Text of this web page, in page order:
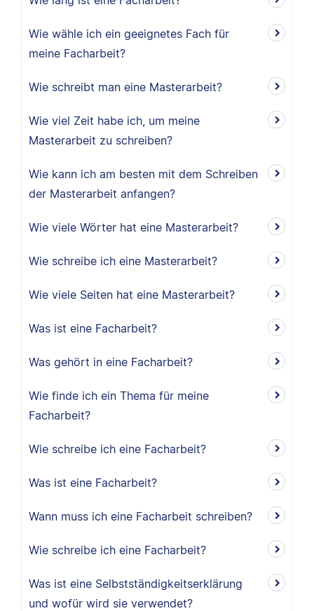
Wie wähle ich ein geeignetes Fach für
meine Facharbeit?
Wie schreibt man eine Masterarbeit?
Wie viel Zeit habe ich, um meine
Masterarbeit zu schreiben?
Wie kann ich am besten mit dem Schreiben
der Masterarbeit anfangen?
Wie viele Wörter hat eine Masterarbeit?
Wie schreibe ich eine Masterarbeit?
Wie viele Seiten hat eine Masterarbeit?
Was ist eine Facharbeit?
Was gehört in eine Facharbeit?
Wie finde ich ein Thema für meine
Facharbeit?
Wie schreibe ich eine Facharbeit?
Was ist eine Facharbeit?
Wann muss ich eine Facharbeit schreiben?
Wie schreibe ich eine Facharbeit?
Was ist eine Selbstständigkeitserklärung
und wofür wird sie verwendet?